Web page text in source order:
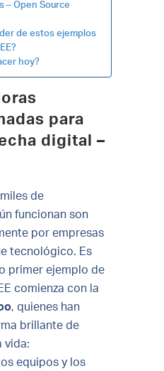
– Open Source
de estos ejemplos
hoy?
para
digital –
de
funcionan son
por empresas
tecnológico. Es
primer ejemplo de
comienza con la
, quienes han
brillante de
vida:
equipos y los